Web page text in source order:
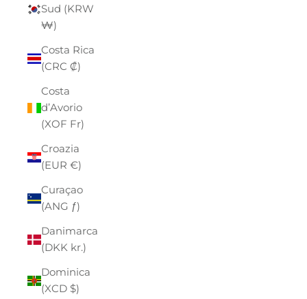
Sud (KRW
₩)
Costa Rica
(CRC ₡)
Costa
d’Avorio
(XOF Fr)
Croazia
(EUR €)
Curaçao
(ANG ƒ)
Danimarca
(DKK kr.)
Dominica
(XCD $)